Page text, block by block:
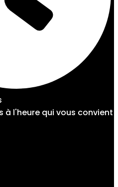
à l'heure qui vous convient